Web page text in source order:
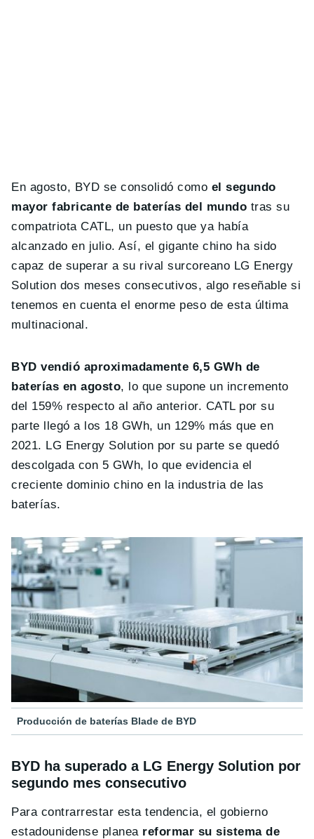
En agosto, BYD se consolidó como el segundo
mayor fabricante de baterías del mundo tras su
compatriota CATL, un puesto que ya había
alcanzado en julio. Así, el gigante chino ha sido
capaz de superar a su rival surcoreano LG Energy
Solution dos meses consecutivos, algo reseñable si
tenemos en cuenta el enorme peso de esta última
multinacional.
BYD vendió aproximadamente 6,5 GWh de
baterías en agosto, lo que supone un incremento
del 159% respecto al año anterior. CATL por su
parte llegó a los 18 GWh, un 129% más que en
2021. LG Energy Solution por su parte se quedó
descolgada con 5 GWh, lo que evidencia el
creciente dominio chino en la industria de las
baterías.
Producción de baterías Blade de BYD
BYD ha superado a LG Energy Solution por
segundo mes consecutivo
Para contrarrestar esta tendencia, el gobierno
estadounidense planea reformar su sistema de